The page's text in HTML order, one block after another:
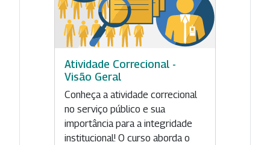
Atividade Correcional -
Visão Geral
Conheça a atividade correcional
no serviço público e sua
importância para a integridade
institucional! O curso aborda o